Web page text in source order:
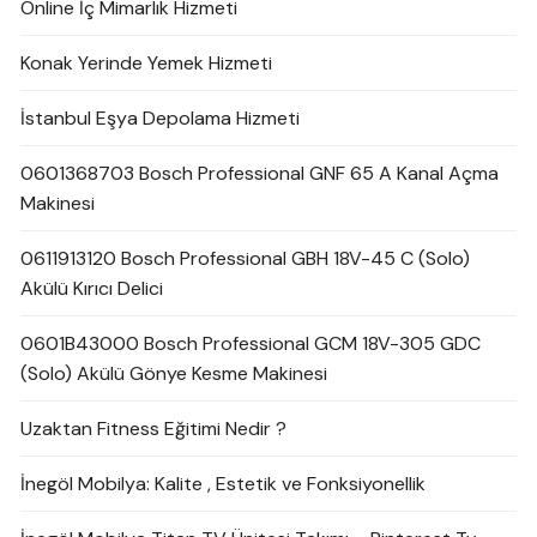
Online İç Mimarlık Hizmeti
Konak Yerinde Yemek Hizmeti
İstanbul Eşya Depolama Hizmeti
0601368703 Bosch Professional GNF 65 A Kanal Açma
Makinesi
0611913120 Bosch Professional GBH 18V-45 C (Solo)
Akülü Kırıcı Delici
0601B43000 Bosch Professional GCM 18V-305 GDC
(Solo) Akülü Gönye Kesme Makinesi
Uzaktan Fitness Eğitimi Nedir ?
İnegöl Mobilya: Kalite , Estetik ve Fonksiyonellik